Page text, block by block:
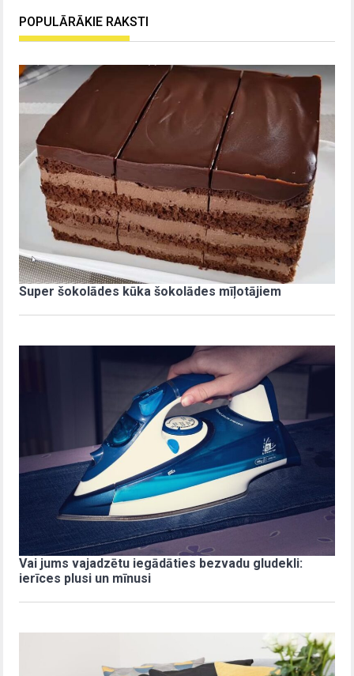
POPULĀRĀKIE RAKSTI
Super šokolādes kūka šokolādes mīļotājiem
Vai jums vajadzētu iegādāties bezvadu gludekli:
ierīces plusi un mīnusi